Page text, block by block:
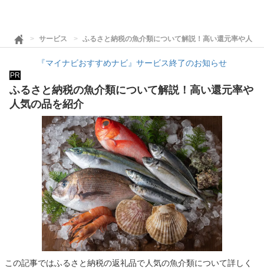
サービス ふるさと納税の魚介類について解説！高い還元率や人気
『マイナビおすすめナビ』サービス終了のお知らせ
PR
ふるさと納税の魚介類について解説！高い還元率や
人気の品を紹介
この記事ではふるさと納税の返礼品で人気の魚介類について詳しく